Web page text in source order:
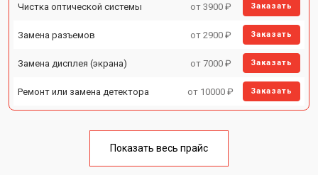
Чистка оптической системы от 3900 ₽ Заказать
Замена разъемов от 2900 ₽ Заказать
Замена дисплея (экрана) от 7000 ₽ Заказать
Ремонт или замена детектора от 10000 ₽ Заказать
Показать весь прайс